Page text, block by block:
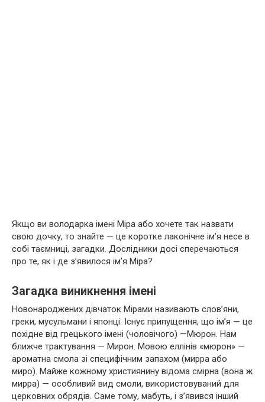
Якщо ви володарка імені Міра або хочете так назвати
свою дочку, то знайте — це коротке лаконічне ім’я несе в
собі таємниці, загадки. Дослідники досі сперечаються
про те, як і де з’явилося ім’я Міра?
Загадка виникнення імені
Новонароджених дівчаток Мірами називають слов’яни,
греки, мусульмани і японці. Існує припущення, що ім’я — це
похідне від грецького імені (чоловічого) —Мюрон. Нам
ближче трактування — Мирон. Мовою еллінів «мюрон» —
ароматна смола зі специфічним запахом (мирра або
миро). Майже кожному християнину відома смірна (вона ж
мирра) — особливий вид смоли, використовуваний для
церковних обрядів. Саме тому, мабуть, і з’явився інший